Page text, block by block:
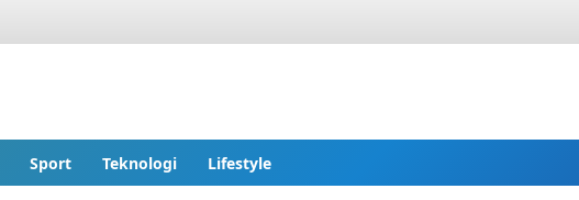
Sport Teknologi Lifestyle